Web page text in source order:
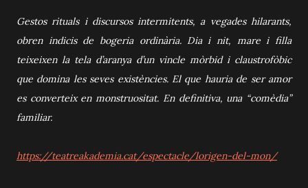
Gestos rituals i discursos intermitents, a vegades hilarants,
obren indicis de bogeria ordinària. Dia i nit, mare i filla
teixeixen la tela d’aranya d’un vincle mòrbid i claustrofòbic
que domina les seves existències. El que hauria de ser amor
es converteix en monstruositat. En definitiva, una “comèdia”
familiar.
https://teatreakademia.cat/espectacle/lorigen-del-mon/